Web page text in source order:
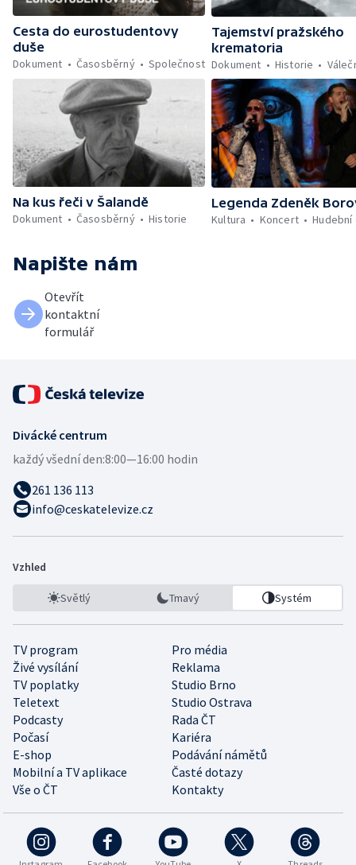
Cesta do eurostudentovy
duše
Dokument
Časosběrný Společnost
Tajemství pražského
krematoria
Dokument
Historie
Na kus řeči v Šalandě
Dokument
Časosběrný Historie
Legenda Zdeněk
Kultura
Koncert
Napište nám
Otevřít
kontaktní
formulář
Divácké centrum
každý všední den:8:00—16:00 hodin
261 136 113
info@ceskatelevize.cz
Vzhled
Světlý Tmavý Systém
TV program
Pro média
Živé vysílání
Reklama
TV poplatky
Studio Brno
Teletext
Studio Ostrava
Podcasty
Rada ČT
Počasí
Kariéra
E-shop
Podávání námětů
Mobilní a TV aplikace
Časté dotazy
Vše o ČT
Kontakty